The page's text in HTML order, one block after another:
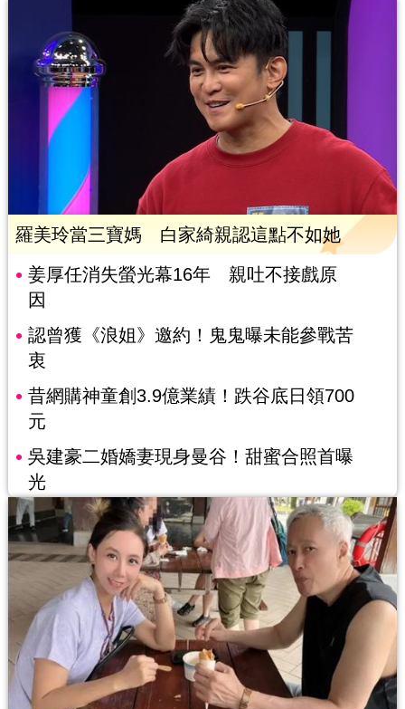
羅美玲當三寶媽 白家綺親認這點不如她
姜厚任消失螢光幕16年 親吐不接戲原
因
認曾獲《浪姐》邀約！鬼鬼曝未能參戰苦
衷
昔網購神童創3.9億業績！跌谷底日領700
元
吳建豪二婚嬌妻現身曼谷！甜蜜合照首曝
光